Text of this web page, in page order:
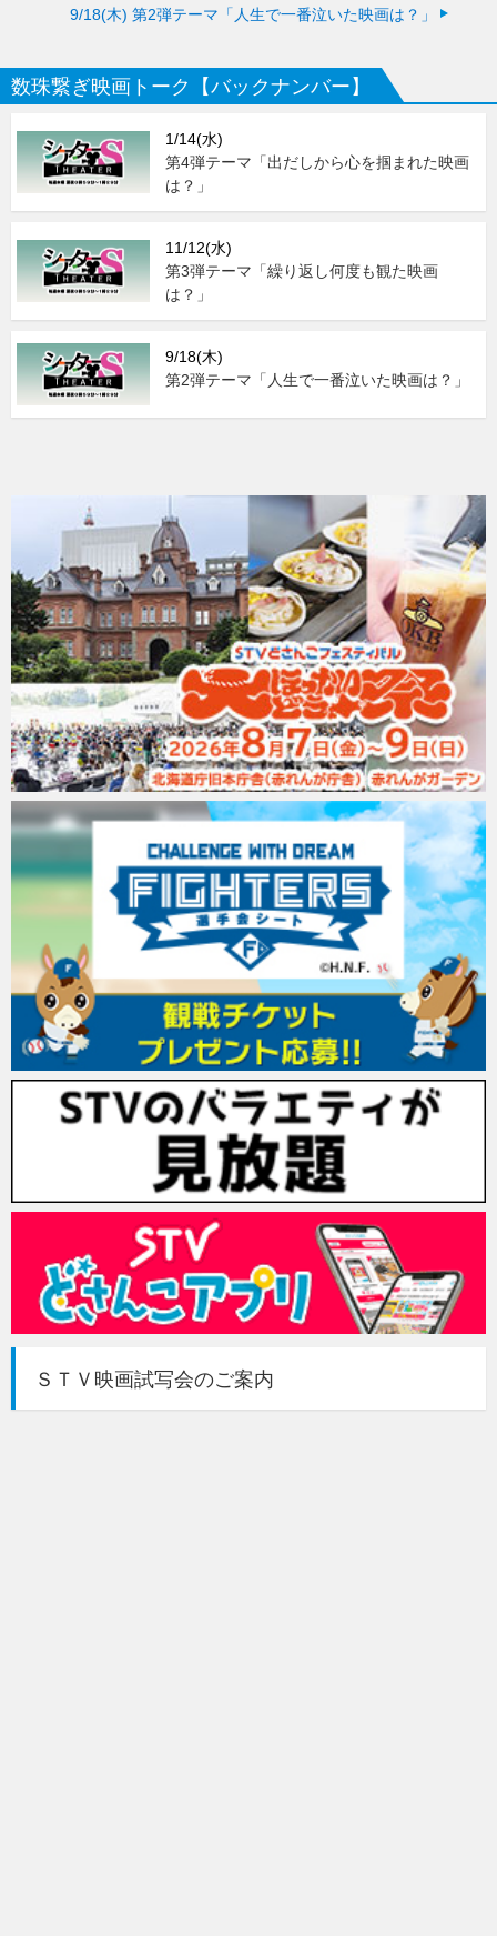
9/18(木) 第2弾テーマ「人生で一番泣いた映画は？」
数珠繋ぎ映画トーク【バックナンバー】
1/14(水)
第4弾テーマ「出だしから心を掴まれた映画
は？」
11/12(水)
第3弾テーマ「繰り返し何度も観た映画
は？」
9/18(木)
第2弾テーマ「人生で一番泣いた映画は？」
ＳＴＶ映画試写会のご案内